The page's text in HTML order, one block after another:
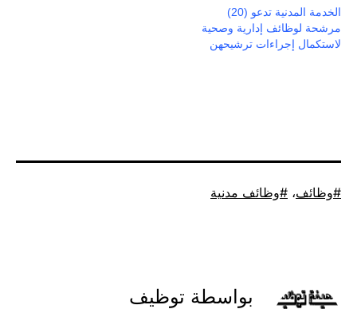
الخدمة المدنية تدعو (20)
مرشحة لوظائف إدارية وصحية
لاستكمال إجراءات ترشيحهن
موسوم
وظائف، وظائف مدنية
بواسطة توظيف